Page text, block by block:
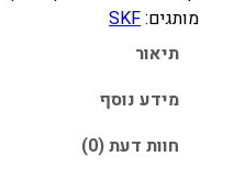
ת
מותגים:SKF
תיאור
מידע נוסף
חוות דעת (0)